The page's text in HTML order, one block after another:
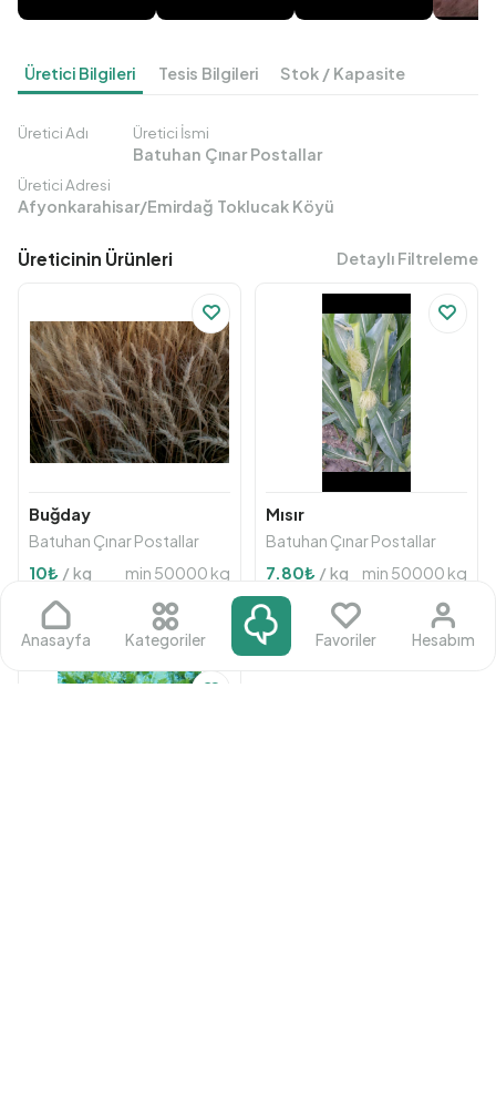
Üretici Bilgileri Tesis Bilgileri Stok / Kapasite
Üretici Adı Üretici İsmi
Batuhan Çınar Postallar
Üretici Adresi
Afyonkarahisar/Emirdağ Toklucak Köyü
Üreticinin Ürünleri Detaylı Filtreleme
Buğday
Batuhan Çınar Postallar
10₺/ kg min 50000 kg
Ürünü İncele
Mısır
Batuhan Çınar Postallar
7.80₺/ kg min 50000 kg
Ürünü İncele
Anasayfa Kategoriler Favoriler Hesabım